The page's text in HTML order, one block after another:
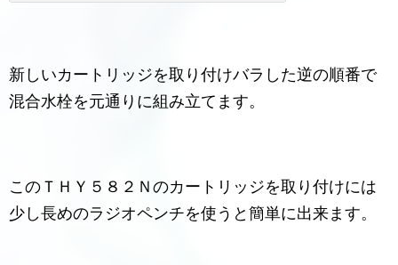
新しいカートリッジを取り付けバラした逆の順番で
混合水栓を元通りに組み立てます。
このＴＨＹ５８２Ｎのカートリッジを取り付けには
少し長めのラジオペンチを使うと簡単に出来ます。